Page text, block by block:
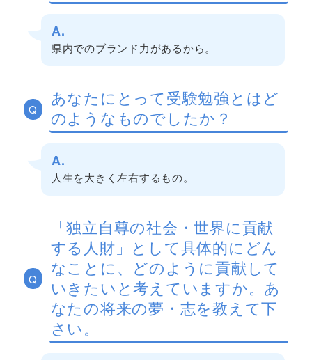
A.
県内でのブランド力があるから。
Q
あなたにとって受験勉強とはど
のようなものでしたか？
A.
人生を大きく左右するもの。
Q
「独立自尊の社会・世界に貢献
する人財」として具体的にどん
なことに、どのように貢献して
いきたいと考えていますか。あ
なたの将来の夢・志を教えて下
さい。